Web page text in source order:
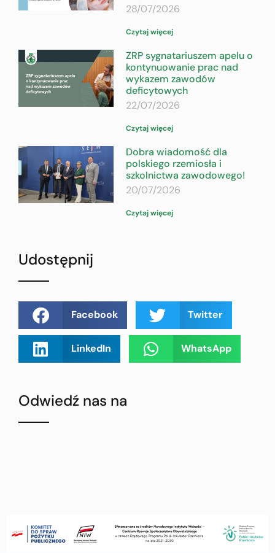
28/07/2026
Czytaj więcej
ZRP sygnatariuszem apelu o
kontynuowanie prac nad
wykazem zawodów
deficytowych
22/07/2026
Czytaj więcej
Dobra wiadomość dla
polskiego rzemiosła i
szkolnictwa zawodowego!
20/07/2026
Czytaj więcej
Udostępnij
Facebook Twitter
LinkedIn WhatsApp
Odwiedź nas na